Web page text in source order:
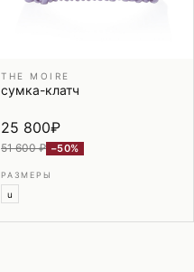
THE MOIRE
сумка-клатч
25 800₽
51 600 ₽ −50%
РАЗМЕРЫ
u